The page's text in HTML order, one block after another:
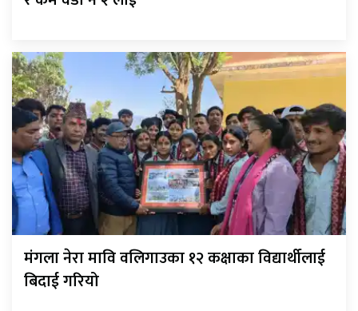
मंगला नेरा मावि वलिगाउका १२ कक्षाका विद्यार्थीलाई
बिदाई गरियो